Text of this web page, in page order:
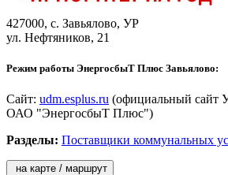
427000, с. Завьялово, УР
ул. Нефтяников, 21
Режим работы ЭнергосбыТ Плюс Завьялово:
Сайт: udm.esplus.ru (официальный сайт
ОАО "ЭнергосбыТ Плюс")
Разделы: Поставщики коммунальных
на карте / маршрут